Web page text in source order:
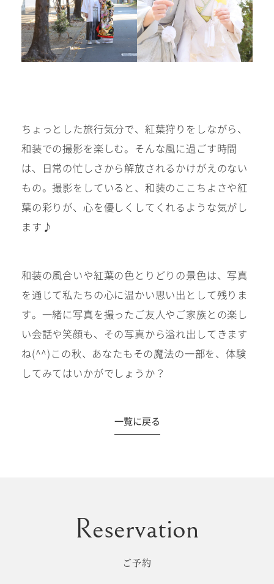
ちょっとした旅行気分で、紅葉狩りをしながら、
和装での撮影を楽しむ。そんな風に過ごす時間
は、日常の忙しさから解放されるかけがえのない
もの。撮影をしていると、和装のここちよさや紅
葉の彩りが、心を優しくしてくれるような気がし
ます♪
和装の風合いや紅葉の色とりどりの景色は、写真
を通じて私たちの心に温かい思い出として残りま
す。一緒に写真を撮ったご友人やご家族との楽し
い会話や笑顔も、その写真から溢れ出してきます
ね(^^)この秋、あなたもその魔法の一部を、体験
してみてはいかがでしょうか？
一覧に戻る
ご予約